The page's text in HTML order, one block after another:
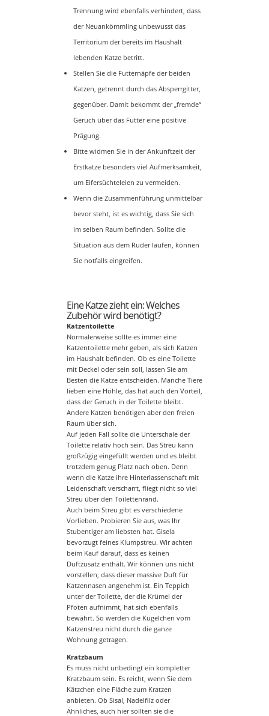
Trennung wird ebenfalls verhindert, dass
der Neuankömmling unbewusst das
Territorium der bereits im Haushalt
lebenden Katze betritt.
Stellen Sie die Futternäpfe der beiden
Katzen, getrennt durch das Absperrgitter,
gegenüber. Damit bekommt der „fremde“
Geruch über das Futter eine positive
Prägung.
Bitte widmen Sie in der Ankunftzeit der
Erstkatze besonders viel Aufmerksamkeit,
um Eifersüchteleien zu vermeiden.
Wenn die Zusammenführung unmittelbar
bevor steht, ist es wichtig, dass Sie sich
im selben Raum befinden. Sollte die
Situation aus dem Ruder laufen, können
Sie notfalls eingreifen.
Eine Katze zieht ein: Welches
Zubehör wird benötigt?
Katzentoilette
Normalerweise sollte es immer eine
Katzentoilette mehr geben, als sich Katzen
im Haushalt befinden. Ob es eine Toilette
mit Deckel oder sein soll, lassen Sie am
Besten die Katze entscheiden. Manche Tiere
lieben eine Höhle, das hat auch den Vorteil,
dass der Geruch in der Toilette bleibt.
Andere Katzen benötigen aber den freien
Raum über sich.
Auf jeden Fall sollte die Unterschale der
Toilette relativ hoch sein. Das Streu kann
großzügig eingefüllt werden und es bleibt
trotzdem genug Platz nach oben. Denn
wenn die Katze ihre Hinterlassenschaft mit
Leidenschaft verscharrt, fliegt nicht so viel
Streu über den Toilettenrand.
Auch beim Streu gibt es verschiedene
Vorlieben. Probieren Sie aus, was Ihr
Stubentiger am liebsten hat. Gisela
bevorzugt feines Klumpstreu. Wir achten
beim Kauf darauf, dass es keinen
Duftzusatz enthält. Wir können uns nicht
vorstellen, dass dieser massive Duft für
Katzennasen angenehm ist. Ein Teppich
unter der Toilette, der die Krümel der
Pfoten aufnimmt, hat sich ebenfalls
bewährt. So werden die Kügelchen vom
Katzenstreu nicht durch die ganze
Wohnung getragen.
Kratzbaum
Es muss nicht unbedingt ein kompletter
Kratzbaum sein. Es reicht, wenn Sie dem
Kätzchen eine Fläche zum Kratzen
anbieten. Ob Sisal, Nadelfilz oder
Ähnliches, auch hier sollten sie die